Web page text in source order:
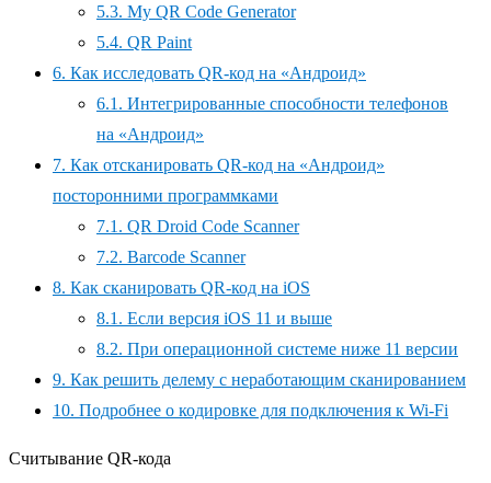
5.3. My QR Code Generator
5.4. QR Paint
6. Как исследовать QR-код на «Андроид»
6.1. Интегрированные способности телефонов
на «Андроид»
7. Как отсканировать QR-код на «Андроид»
посторонними программками
7.1. QR Droid Code Scanner
7.2. Barcode Scanner
8. Как сканировать QR-код на iOS
8.1. Если версия iOS 11 и выше
8.2. При операционной системе ниже 11 версии
9. Как решить делему с неработающим сканированием
10. Подробнее о кодировке для подключения к Wi-Fi
Считывание QR-кода